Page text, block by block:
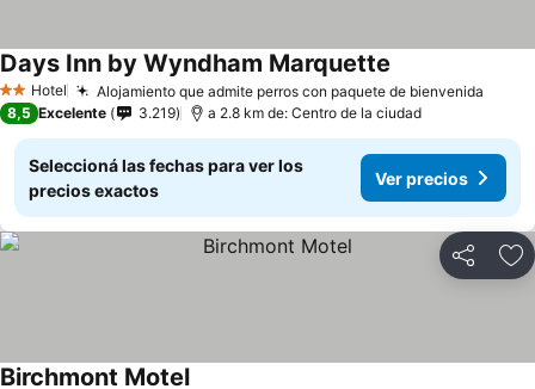
2 Estrellas
Hotel Alojamiento que admite perros con paquete de bienvenida
Days Inn by Wyndham Marquette
8,5 Excelente 3.219 a 2.8 km de: Centro de la ciudad
Seleccioná las fechas para ver los
precios exactos
Ver precios
Compartir
Birchmont Motel